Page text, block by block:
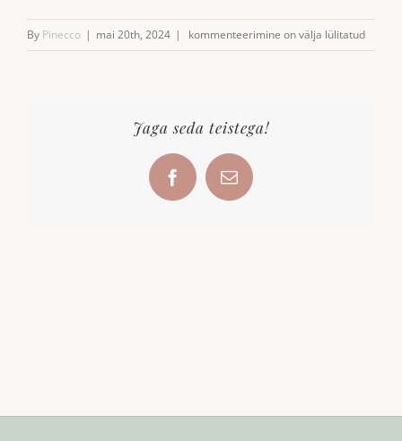
By Pinecco | mai 20th, 2024 | Joonlauad
kommenteerimine on välja lülitatud
Jaga seda teistega!
FacebookEmail